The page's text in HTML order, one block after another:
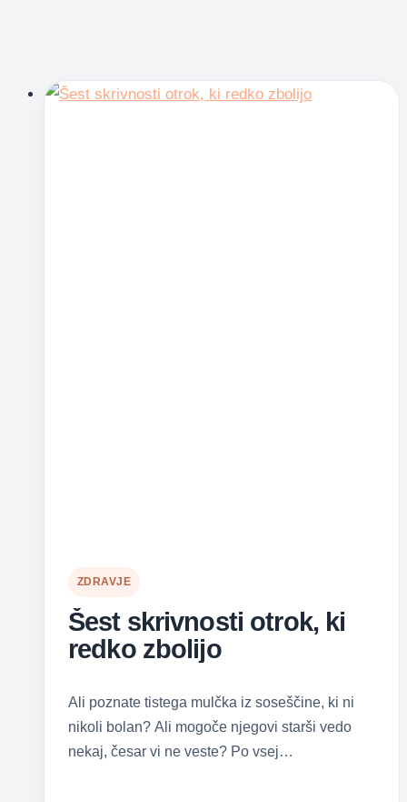
ZDRAVJE
Šest skrivnosti otrok, ki
redko zbolijo
Ali poznate tistega mulčka iz soseščine, ki ni
nikoli bolan? Ali mogoče njegovi starši vedo
nekaj, česar vi ne veste? Po vsej…